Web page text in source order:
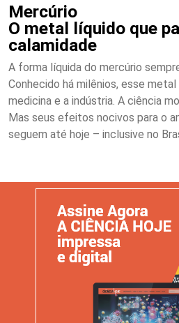
Mercúrio
O metal líquido que
calamidade
A forma líquida do mercúrio
Conhecido há milênios, esse
medicina e a indústria. A ciência
Mas seus efeitos nocivos para o
seguem até hoje – inclusive no